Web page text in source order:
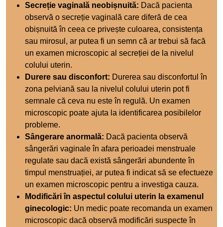
Secreție vaginală neobișnuită: Dacă pacienta
observă o secreție vaginală care diferă de cea
obișnuită în ceea ce privește culoarea, consistența
sau mirosul, ar putea fi un semn că ar trebui să facă
un examen microscopic al secreției de la nivelul
colului uterin.
Durere sau disconfort: Durerea sau disconfortul în
zona pelviană sau la nivelul colului uterin pot fi
semnale că ceva nu este în regulă. Un examen
microscopic poate ajuta la identificarea posibilelor
probleme.
Sângerare anormală: Dacă pacienta observă
sângerări vaginale în afara perioadei menstruale
regulate sau dacă există sângerări abundente în
timpul menstruației, ar putea fi indicat să se efectueze
un examen microscopic pentru a investiga cauza.
Modificări în aspectul colului uterin la examenul
ginecologic: Un medic poate recomanda un examen
microscopic dacă observă modificări suspecte în